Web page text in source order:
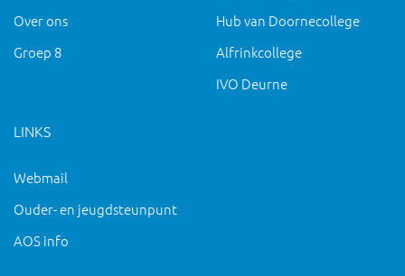
Over ons
Groep 8
Hub van Doornecollege
Alfrinkcollege
IVO Deurne
LINKS
Webmail
Ouder- en jeugdsteunpunt
AOS info